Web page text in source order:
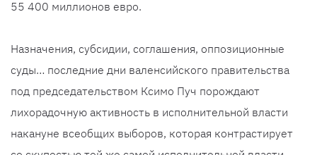
55 400 миллионов евро.
Назначения, субсидии, соглашения, оппозиционные
суды… последние дни валенсийского правительства
под председательством Ксимо Пуч порождают
лихорадочную активность в исполнительной власти
накануне всеобщих выборов, которая контрастирует